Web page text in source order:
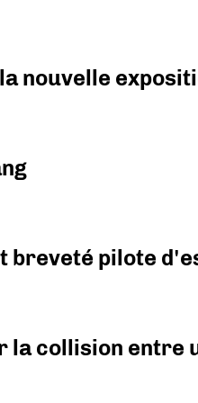
nouvelle
breveté pilote
la collision entre